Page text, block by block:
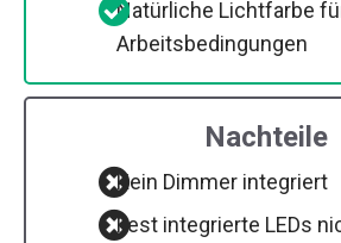
Natürliche Lichtfarbe
Arbeitsbedingungen
Nachteile
Kein Dimmer integriert
Fest integrierte LEDs